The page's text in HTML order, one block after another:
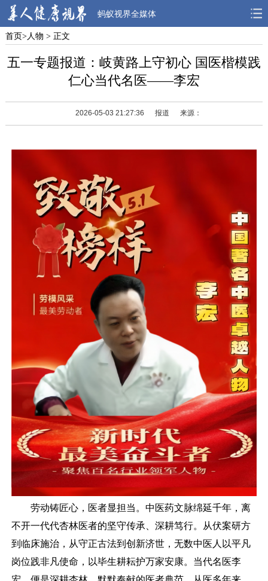
蚂蚁视界全媒体
首页 焦点 观点
风采
观察 解读 健康
首页>人物 > 正文
五一专题报道：岐黄路上守初心 国医楷模践
仁心当代名医——李宏
2026-05-03 21:27:36 报道 来源：
劳动铸匠心，医者显担当。中医药文脉绵延千年，离
不开一代代杏林医者的坚守传承、深耕笃行。从伏案研方
到临床施治，从守正古法到创新济世，无数中医人以平凡
岗位践非凡使命，以毕生耕耘护万家安康。当代名医李